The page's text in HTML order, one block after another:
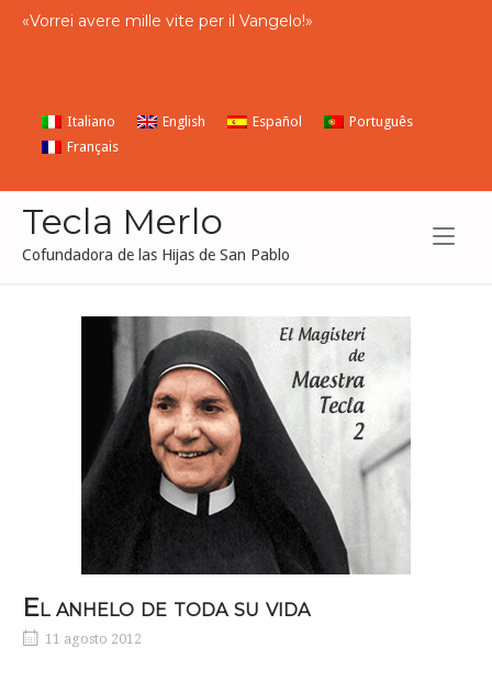
«Vorrei avere mille vite per il Vangelo!»
Italiano English Español
Português
Français
Tecla Merlo
Cofundadora de las Hijas de San Pablo
El anhelo de toda su vida
11 agosto 2012